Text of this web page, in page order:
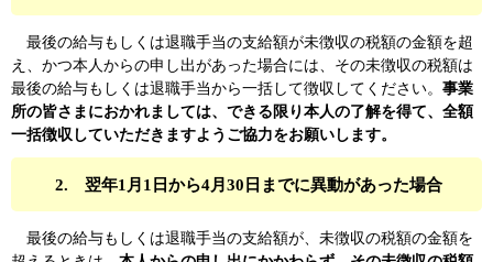
最後の給与もしくは退職手当の支給額が未徴収の税額の金額を超
え、かつ本人からの申し出があった場合には、その未徴収の税額は
最後の給与もしくは退職手当から一括して徴収してください。 事業
所の皆さまにおかれましては、できる限り本人の了解を得て、全額
一括徴収していただきますようご協力をお願いします。
2. 翌年1月1日から4月30日までに異動があった場合
最後の給与もしくは退職手当の支給額が、未徴収の税額の金額を